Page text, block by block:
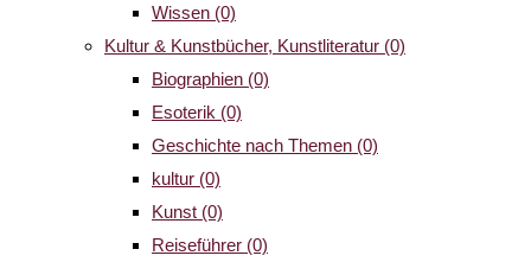
Wissen (0)
Kultur & Kunstbücher, Kunstliteratur (0)
Biographien (0)
Esoterik (0)
Geschichte nach Themen (0)
kultur (0)
Kunst (0)
Reiseführer (0)